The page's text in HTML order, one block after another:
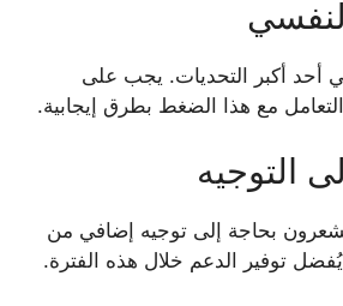
أحد أكبر التحديات. يجب على
مع هذا الضغط بطرق إيجابية.
بحاجة إلى توجيه إضافي من
يُفضل توفير الدعم خلال هذه الفترة.